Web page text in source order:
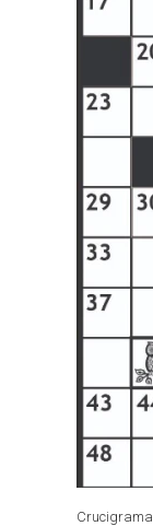
Crucigrama